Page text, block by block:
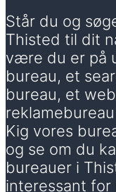
Står du og
Thisted til dit
være du er på
bureau, et
bureau, et
Kig vores
og se om du
bureauer i
interessant for